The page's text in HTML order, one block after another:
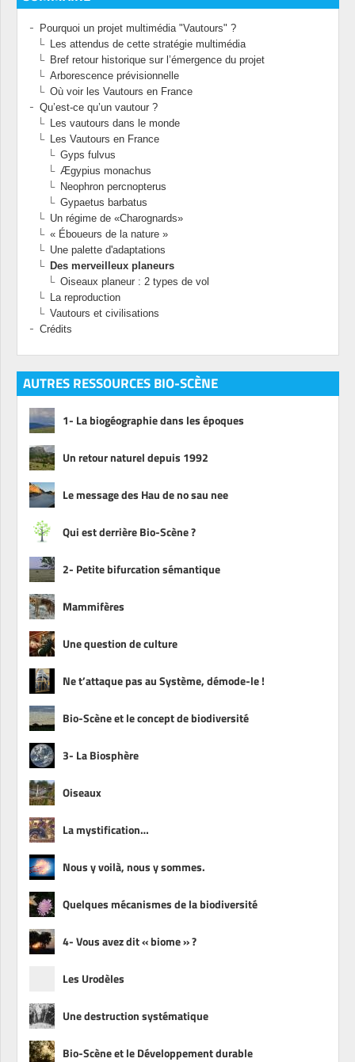
Pourquoi un projet multimédia "Vautours" ?
Les attendus de cette stratégie multimédia
Bref retour historique sur l’émergence du projet
Arborescence prévisionnelle
Où voir les Vautours en France
Qu’est-ce qu’un vautour ?
Les vautours dans le monde
Les Vautours en France
Gyps fulvus
Ægypius monachus
Neophron percnopterus
Gypaetus barbatus
Un régime de «Charognards»
« Éboueurs de la nature »
Une palette d'adaptations
Des merveilleux planeurs
Oiseaux planeur : 2 types de vol
La reproduction
Vautours et civilisations
Crédits
AUTRES RESSOURCES BIO-SCÈNE
1- La biogéographie dans les époques
Un retour naturel depuis 1992
Le message des Hau de no sau nee
Qui est derrière Bio-Scène ?
2- Petite bifurcation sémantique
Mammifères
Une question de culture
Ne t’attaque pas au Système, démode-le !
Bio-Scène et le concept de biodiversité
3- La Biosphère
Oiseaux
La mystification…
Nous y voilà, nous y sommes.
Quelques mécanismes de la biodiversité
4- Vous avez dit « biome » ?
Les Urodèles
Une destruction systématique
Bio-Scène et le Développement durable